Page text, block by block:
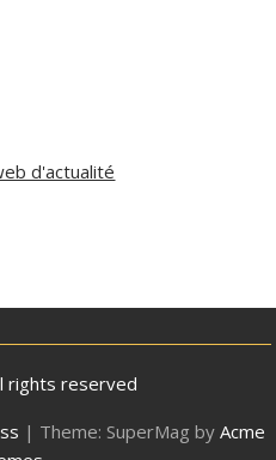
d'actualité
rights reserved
| Theme: SuperMag by Acme